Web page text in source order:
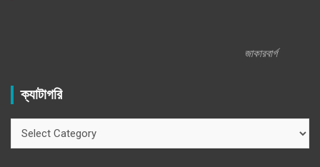
জাকারবার্গ
ক্যাটাগরি